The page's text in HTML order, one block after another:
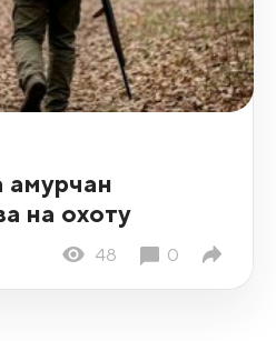
амурчан
на охоту
48 0